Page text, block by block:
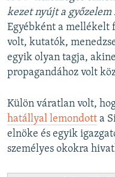
kezet nyújt a
Egyébként a mellékelt
volt, kutatók,
egyik olyan tagja,
propagandához volt
Külön váratlan volt,
hatállyal lemondott a
elnöke és egyik
személyes okokra